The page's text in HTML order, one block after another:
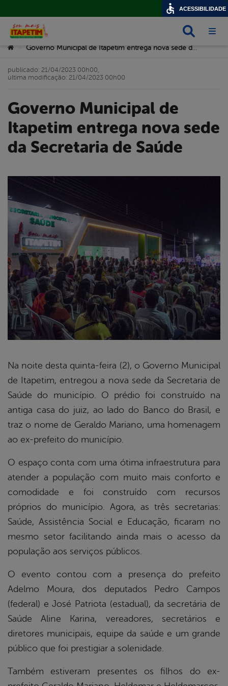
Você está aqui: Governo Municipal de Itapetim entrega nova sede da Secretaria de Saúde
Governo Municipal de
Itapetim entrega nova sede
da Secretaria de Saúde
publicado: 21/04/2023 00h00,
última modificação: 21/04/2023 00h00
Na noite desta quinta-feira (2), o Governo Municipal
de Itapetim, entregou a nova sede da Secretaria de
Saúde do município. O prédio foi construído na
antiga casa do juiz, ao lado do Banco do Brasil, e
traz o nome de Geraldo Mariano, uma homenagem
ao ex-prefeito do município.
O espaço conta com uma ótima infraestrutura para
atender a população com muito mais conforto e
comodidade e foi construído com recursos
próprios do município. Agora, as três secretarias:
Saúde, Assistência Social e Educação, ficaram no
mesmo setor facilitando ainda mais o acesso da
população aos serviços públicos.
O evento contou com a presença do prefeito
Adelmo Moura, dos deputados Pedro Campos
(federal) e José Patriota (estadual), da secretária de
Saúde Aline Karina, vereadores, secretários e
diretores municipais, equipe da saúde e um grande
público que foi prestigiar a solenidade.
Também estiveram presentes os filhos do ex-
ACESSIBILIDADE